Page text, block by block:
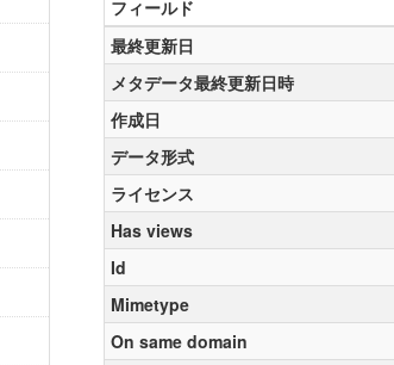
フィールド
最終更新日
メタデータ最終更新日時
作成日
データ形式
ライセンス
Has views
Id
Mimetype
On same domain